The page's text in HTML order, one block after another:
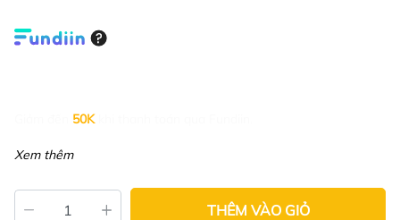
50K
Xem thêm
THÊM VÀO GIỎ